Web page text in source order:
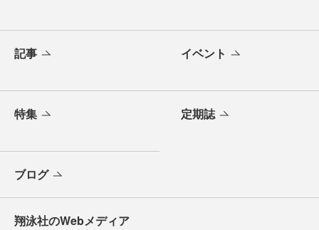
記事 イベント
特集 定期誌
ブログ
翔泳社のWebメディア